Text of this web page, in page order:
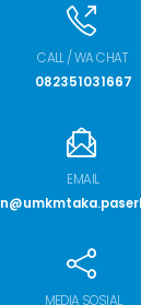
CALL / WA CHAT
082351031667
EMAIL
MEDIA SOSIAL